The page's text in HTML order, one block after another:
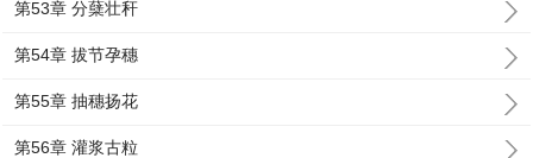
第53章 分蘖壮秆
第54章 拔节孕穗
第55章 抽穗扬花
第56章 灌浆古粒